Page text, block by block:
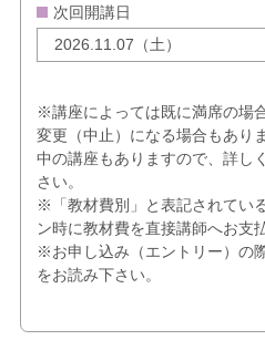
次回開講日
2026.11.07（土）
※講座によっては既に満席の場
変更（中止）になる場合もあり
中の講座もありますので、詳し
さい。
※「教材費別」と表記されてい
ン時に教材費を直接講師へお支
※お申し込み（エントリー）の
をお読み下さい。